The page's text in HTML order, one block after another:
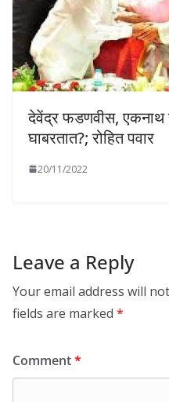
देवेंद्र फडणवीस, एकनाथ
घाबरतात?; रोहित पवार
20/11/2022
Leave a Reply
Your email address will
fields are marked *
Comment*